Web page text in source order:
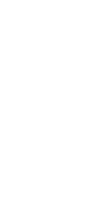
David
een post
Op een
water te
De drie
door het